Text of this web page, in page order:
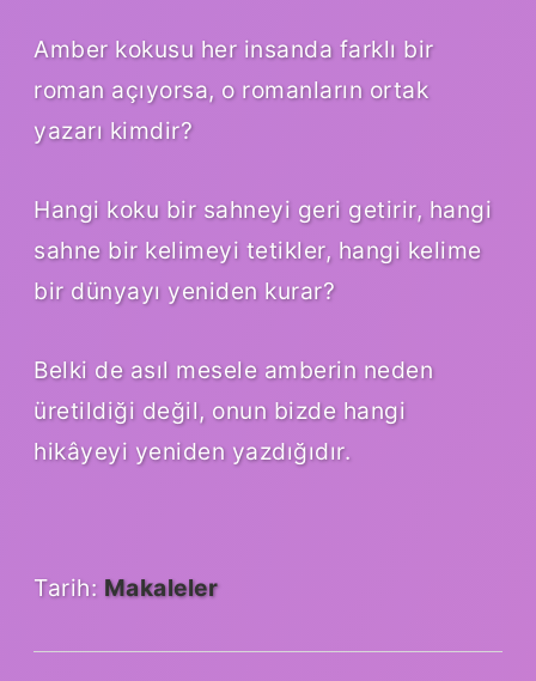
Amber kokusu her insanda farklı bir
roman açıyorsa, o romanların ortak
yazarı kimdir?
Hangi koku bir sahneyi geri getirir, hangi
sahne bir kelimeyi tetikler, hangi kelime
bir dünyayı yeniden kurar?
Belki de asıl mesele amberin neden
üretildiği değil, onun bizde hangi
hikâyeyi yeniden yazdığıdır.
Tarih: Makaleler